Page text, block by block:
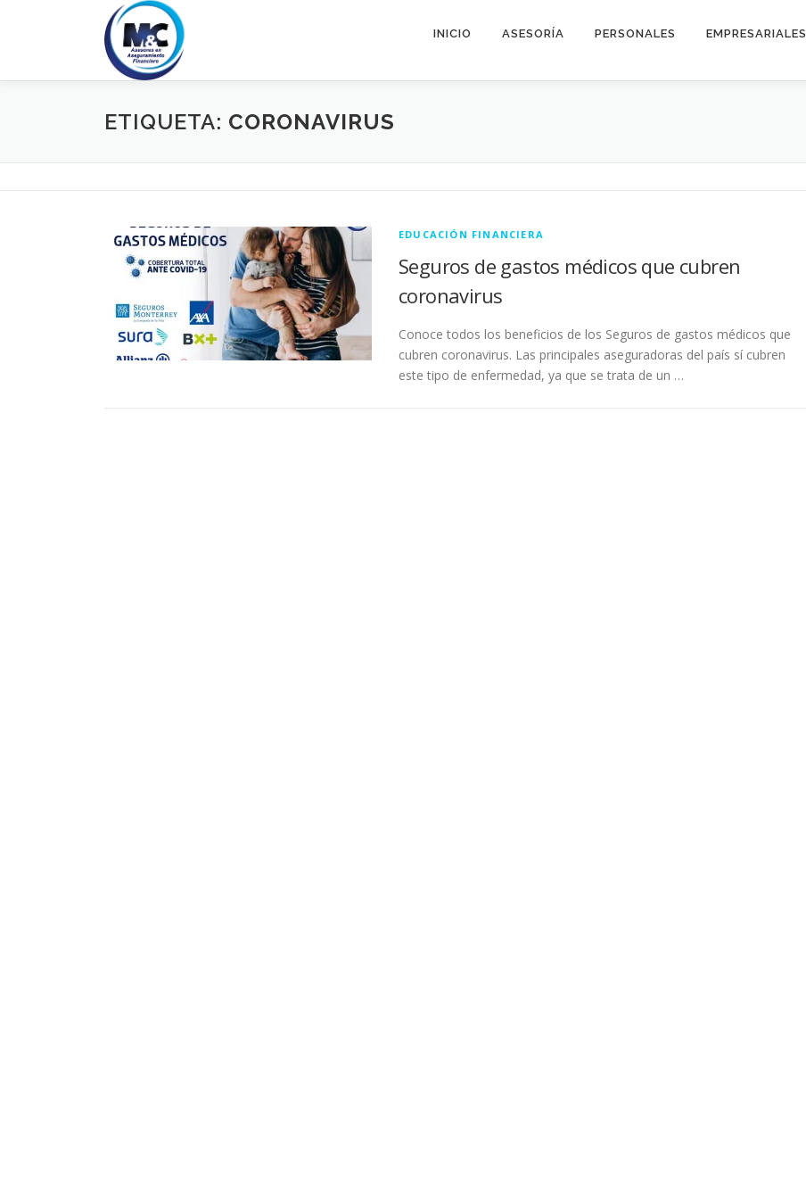
INICIO ASESORÍA PERSONALES EMPRESARIALES
ETIQUETA: CORONAVIRUS
EDUCACIÓN FINANCIERA
Seguros de gastos médicos que cubren
coronavirus
Conoce todos los beneficios de los Seguros de gastos médicos que
cubren coronavirus. Las principales aseguradoras del país sí cubren
este tipo de enfermedad, ya que se trata de un …